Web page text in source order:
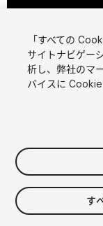
$25
消費税は決済時に計
「すべての
サイトナビゲー
析し、弊社のマ
バイスに
す